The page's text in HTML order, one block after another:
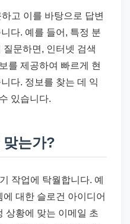
고 이를 바탕으로 답변
다. 예를 들어, 특정 분
문하면, 인터넷 검색
를 제공하여 빠르게 현
다. 정보를 찾는 데 익
있습니다.
맞는가?
작업에 탁월합니다. 예
대한 슬로건 아이디어
상황에 맞는 이메일 초